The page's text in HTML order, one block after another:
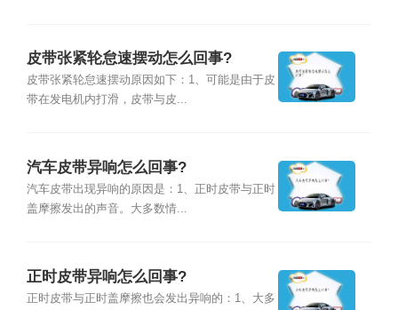
皮带张紧轮怠速摆动怎么回事?
皮带张紧轮怠速摆动原因如下：1、可能是由于皮
带在发电机内打滑，皮带与皮...
汽车皮带异响怎么回事?
汽车皮带出现异响的原因是：1、正时皮带与正时
盖摩擦发出的声音。大多数情...
正时皮带异响怎么回事?
正时皮带与正时盖摩擦也会发出异响的：1、大多